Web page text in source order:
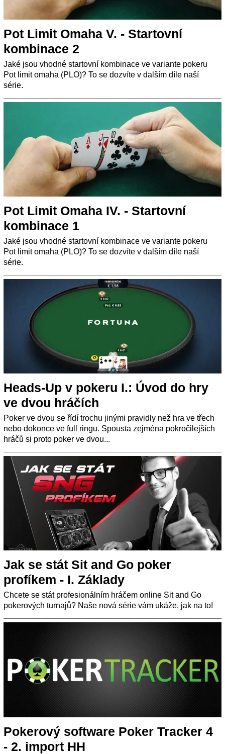
Pot Limit Omaha V. - Startovní
kombinace 2
Jaké jsou vhodné startovní kombinace ve variante pokeru
Pot limit omaha (PLO)? To se dozvíte v dalším díle naší
série.
Pot Limit Omaha IV. - Startovní
kombinace 1
Jaké jsou vhodné startovní kombinace ve variante pokeru
Pot limit omaha (PLO)? To se dozvíte v dalším díle naší
série.
Heads-Up v pokeru I.: Úvod do hry
ve dvou hráčích
Poker ve dvou se řídí trochu jinými pravidly než hra ve třech
nebo dokonce ve full ringu. Spousta zejména pokročilejších
hráčů si proto poker ve dvou...
Jak se stát Sit and Go poker
profíkem - I. Základy
Chcete se stát profesionálním hráčem online Sit and Go
pokerových turnajů? Naše nová série vám ukáže, jak na to!
Pokerový software Poker Tracker 4
- 2. import HH